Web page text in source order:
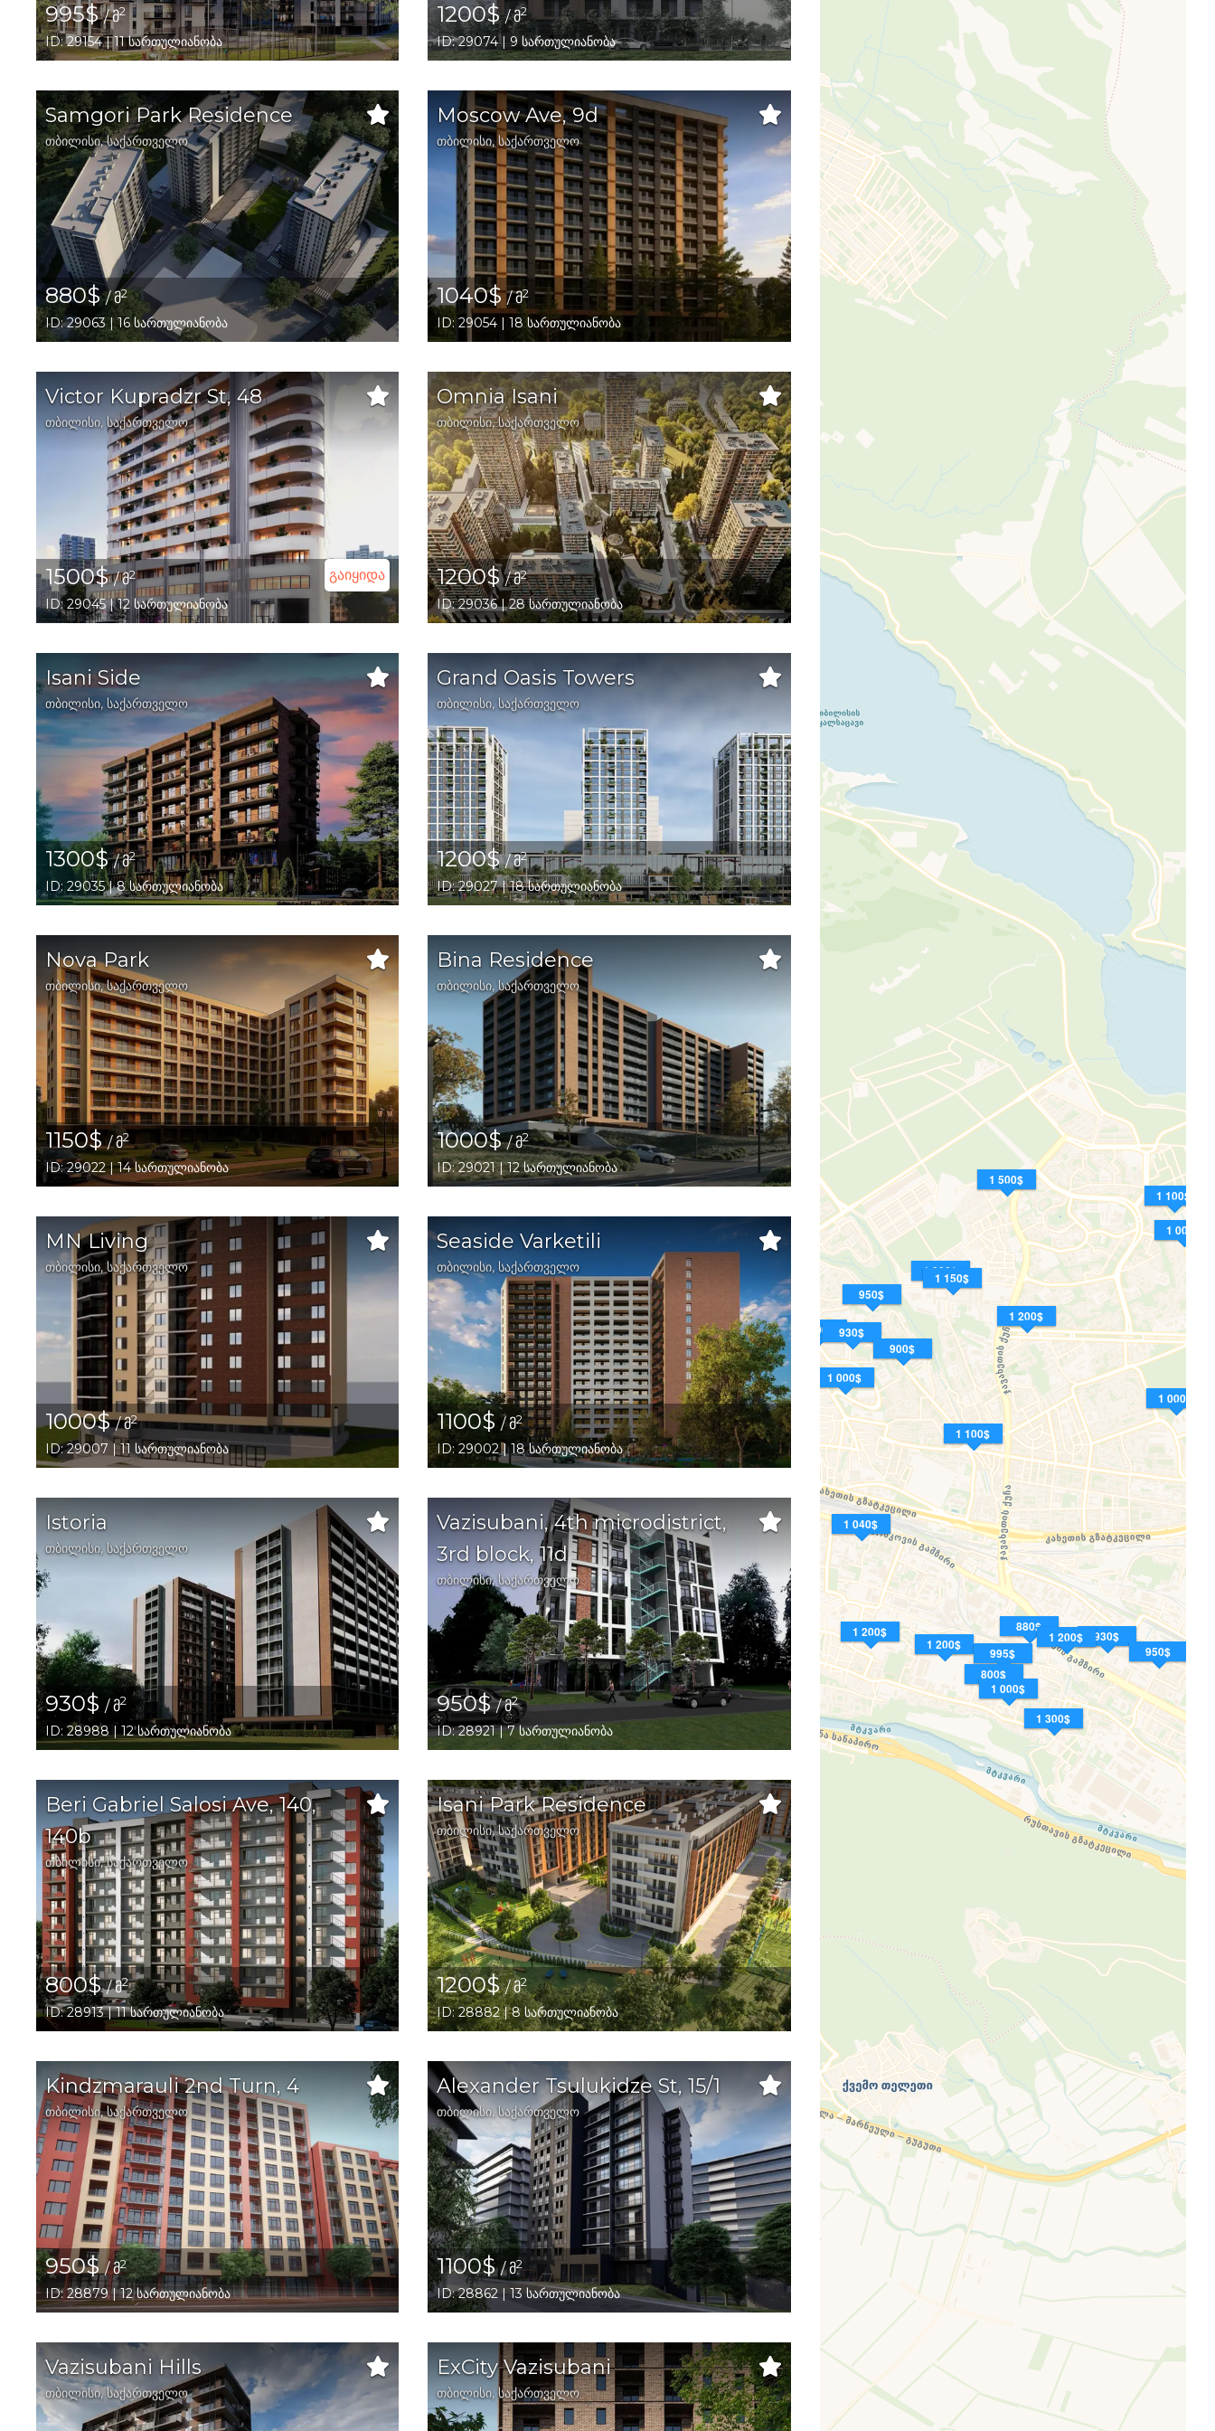
995$/ მ2
ID: 29154 | 11 სართულიანობა
1200$/ მ2
ID: 29074 | 9 სართულიანობა
Samgori Park Residence
თბილისი,საქართველო
880$/ მ2
ID: 29063 | 16 სართულიანობა
Moscow Ave, 9d
თბილისი, საქართველო
1040$/ მ2
ID: 29054 | 18 სართულიანობა
Victor Kupradzr St, 48
თბილისი, საქართველო
1500$/ მ2 გაიყიდა
ID: 29045 | 12 სართულიანობა
Omnia Isani
თბილისი,საქართველო
1200$/ მ2
ID: 29036 | 28 სართულიანობა
Isani Side
თბილისი, საქართველო
1300$/ მ2
ID: 29035 | 8 სართულიანობა
Grand Oasis Towers
თბილისი, საქართველო
1200$/ მ2
ID: 29027 | 18 სართულიანობა
Nova Park
თბილისი,საქართველო
1150$/ მ2
ID: 29022 | 14 სართულიანობა
Bina Residence
თბილისი, საქართველო
1000$/ მ2
ID: 29021 | 12 სართულიანობა
MN Living
თბილისი, საქართველო
1000$/ მ2
ID: 29007 | 11 სართულიანობა
Seaside Varketili
თბილისი, საქართველო
1100$/ მ2
ID: 29002 | 18 სართულიანობა
Istoria
თბილისი, საქართველო
930$ / მ2
ID: 28988 | 12 სართულიანობა
Vazisubani, 4th microdistrict,
3rd block, 11d
თბილისი,საქართველო
950$/ მ2
ID: 28921 | 7 სართულიანობა
Beri Gabriel Salosi Ave, 140,
140b
თბილისი,საქართველო
800$/ მ2
ID: 28913 | 11 სართულიანობა
Isani Park Residence
თბილისი,საქართველო
1200$/ მ2
ID: 28882 | 8 სართულიანობა
Kindzmarauli 2nd Turn, 4
თბილისი,საქართველო
950$/ მ2
ID: 28879 | 12 სართულიანობა
Alexander Tsulukidze St, 15/1
თბილისი,საქართველო
1100$/ მ2
ID: 28862 | 13 სართულიანობა
Vazisubani Hills
თბილისი,საქართველო
ExCity Vazisubani
თბილისი,საქართველო
1 000$
1 100$
1 000$
900$
930$
1 000$
1 100$
950$
1 000$
1 150$
1 500$
1 040$
1 200$
1 000$
950$
1 200$
800$
930$
1 200$
1 300$
1 200$
880$
995$
1 000$